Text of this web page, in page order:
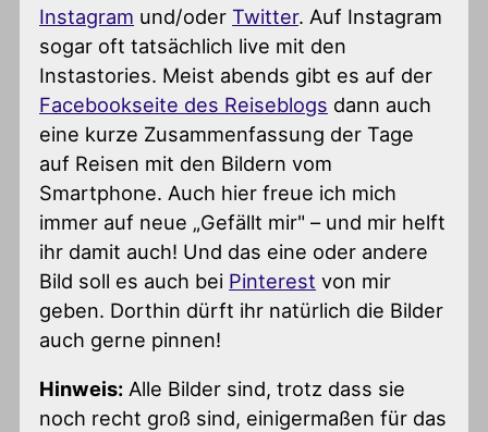
Instagram und/oderTwitter. Auf Instagram
sogar oft tatsächlich live mit den
Instastories. Meist abends gibt es auf der
Facebookseite des Reiseblogs dann auch
eine kurze Zusammenfassung der Tage
auf Reisen mit den Bildern vom
Smartphone. Auch hier freue ich mich
immer auf neue „Gefällt mir" – und mir helft
ihr damit auch! Und das eine oder andere
Bild soll es auch bei Pinterest von mir
geben. Dorthin dürft ihr natürlich die Bilder
auch gerne pinnen!
Hinweis: Alle Bilder sind, trotz dass sie
noch recht groß sind, einigermaßen für das